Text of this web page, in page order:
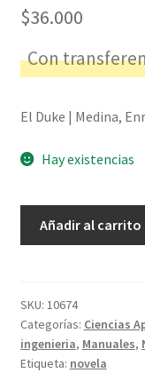
$36.000
Con
El Duke | Medina,
Hay existencias
Enrique
cantidad
Añadir al carrito
SKU: 10674
Categorías: Ciencias
ingenieria, Manuales,
Etiqueta: novela